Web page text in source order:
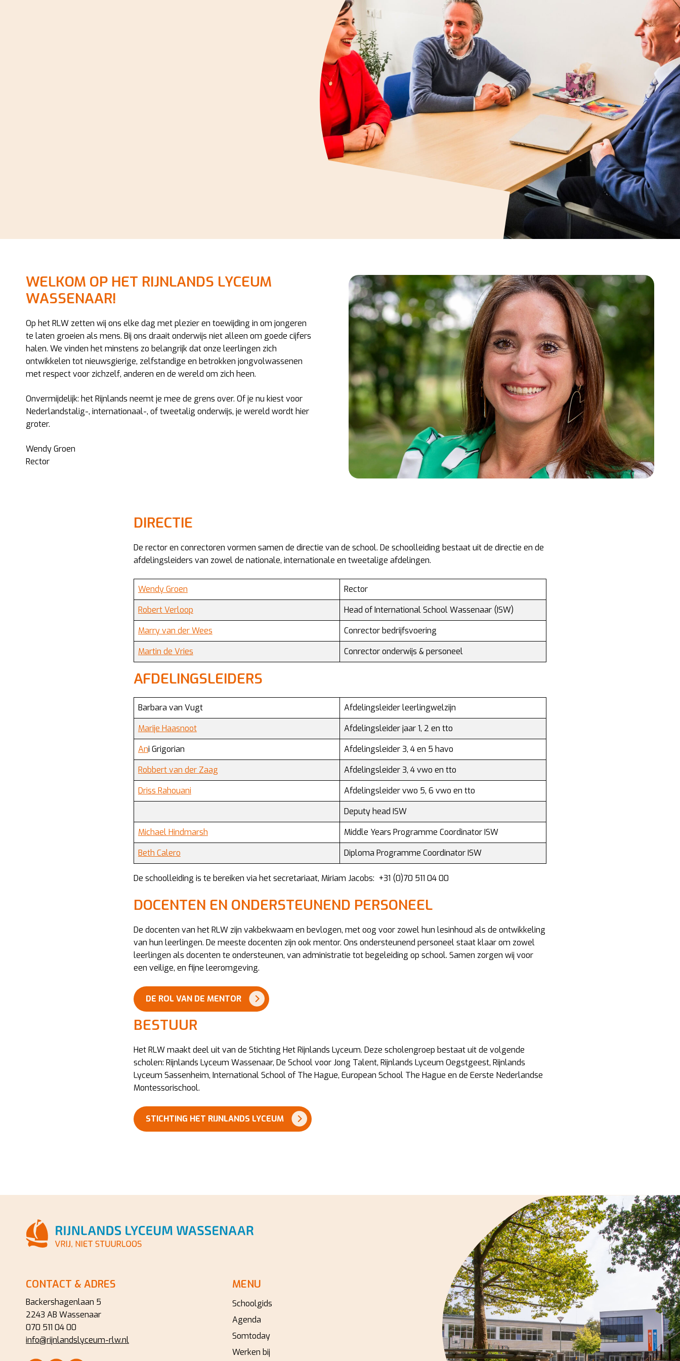
WELKOM OP HET RIJNLANDS LYCEUM
WASSENAAR!
Op het RLW zetten wij ons elke dag met plezier en toewijding in om jongeren
te laten groeien als mens. Bij ons draait onderwijs niet alleen om goede cijfers
halen. We vinden het minstens zo belangrijk dat onze leerlingen zich
ontwikkelen tot nieuwsgierige, zelfstandige en betrokken jongvolwassenen
met respect voor zichzelf, anderen en de wereld om zich heen.
Onvermijdelijk: het Rijnlands neemt je mee de grens over. Of je nu kiest voor
Nederlandstalig-, internationaal-, of tweetalig onderwijs, je wereld wordt hier
groter.
Wendy Groen
Rector
DIRECTIE
De rector en conrectoren vormen samen de directie van de school. De schoolleiding bestaat uit de directie en de
afdelingsleiders van zowel de nationale, internationale en tweetalige afdelingen.
Wendy Groen
Rector
Robert Verloop
Head of International School Wassenaar (ISW)
Marry van der Wees
Conrector bedrijfsvoering
Martin de Vries
Conrector onderwijs & personeel
AFDELINGSLEIDERS
Barbara van Vugt
Afdelingsleider leerlingwelzijn
Marije Haasnoot
Afdelingsleider jaar 1, 2 en tto
Ani Grigorian
Afdelingsleider 3, 4 en 5 havo
Robbert van der Zaag
Afdelingsleider 3, 4 vwo en tto
Driss Rahouani
Afdelingsleider vwo 5, 6 vwo en tto
Deputy head ISW
Michael Hindmarsh
Middle Years Programme Coordinator ISW
Beth Calero
Diploma Programme Coordinator ISW
De schoolleiding is te bereiken via het secretariaat, Miriam Jacobs: +31 (0)70 511 04 00
DOCENTEN EN ONDERSTEUNEND PERSONEEL
De docenten van het RLW zijn vakbekwaam en bevlogen, met oog voor zowel hun lesinhoud als de ontwikkeling
van hun leerlingen. De meeste docenten zijn ook mentor. Ons ondersteunend personeel staat klaar om zowel
leerlingen als docenten te ondersteunen, van administratie tot begeleiding op school. Samen zorgen wij voor
een veilige, en fijne leeromgeving.
DE ROL VAN DE MENTOR
BESTUUR
Het RLW maakt deel uit van de Stichting Het Rijnlands Lyceum. Deze scholengroep bestaat uit de volgende
scholen: Rijnlands Lyceum Wassenaar, De School voor Jong Talent, Rijnlands Lyceum Oegstgeest, Rijnlands
Lyceum Sassenheim, International School of The Hague, European School The Hague en de Eerste Nederlandse
Montessorischool.
STICHTING HET RIJNLANDS LYCEUM
CONTACT & ADRES
Backershagenlaan 5
2243 AB Wassenaar
070 511 04 00
info@rijnlandslyceum-rlw.nl
MENU
Schoolgids
Agenda
Somtoday
Werken bij